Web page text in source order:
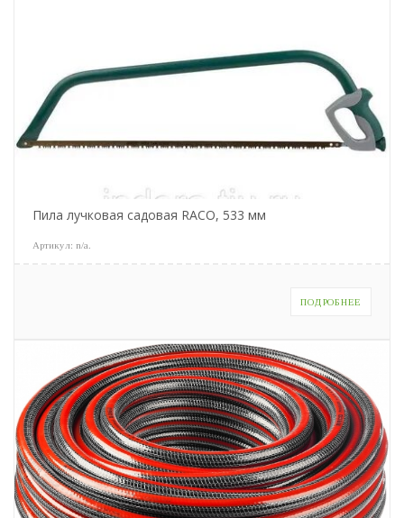
Пила лучковая садовая RACO, 533 мм
Артикул: n/a
ПОДРОБНЕЕ